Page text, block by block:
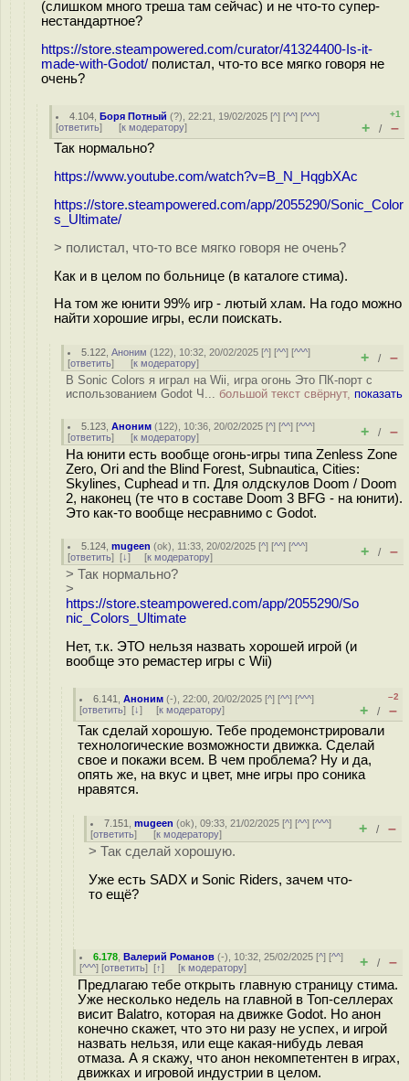
(слишком много треша там сейчас) и не что-то супер-
нестандартное?
https://store.steampowered.com/curator/41324400-Is-it-
made-with-Godot/ полистал, что-то все мягко говоря не
очень?
4.104 ,Боря Потный (?), 22:21, 19/02/2025 [^] [^^] [^^^]
[ответить] [к модератору]
+1
+ / –
Так нормально?
https://www.youtube.com/watch?v=B_N_HqgbXAc
https://store.steampowered.com/app/2055290/Sonic_Color
s_Ultimate/
> полистал, что-то все мягко говоря не очень?
Как и в целом по больнице (в каталоге стима).
На том же юнити 99% игр - лютый хлам. На годо можно
найти хорошие игры, если поискать.
5.122 ,Аноним (122), 10:32, 20/02/2025 [^] [^^] [^^^]
[ответить] [к модератору] + / –
В Sonic Colors я играл на Wii, игра огонь Это ПК-порт с
использованием Godot Ч... большой текст свёрнут, показать
5.123 ,Аноним (122), 10:36, 20/02/2025 [^] [^^] [^^^]
[ответить] [к модератору] + / –
На юнити есть вообще огонь-игры типа Zenless Zone
Zero, Ori and the Blind Forest, Subnautica, Cities:
Skylines, Cuphead и тп. Для олдскулов Doom / Doom
2, наконец (те что в составе Doom 3 BFG - на юнити).
Это как-то вообще несравнимо с Godot.
5.124 ,mugeen (ok), 11:33, 20/02/2025 [^] [^^] [^^^]
[ответить] [↓] [к модератору] + / –
> Так нормально?
>
https://store.steampowered.com/app/2055290/So
nic_Colors_Ultimate
Нет, т.к. ЭТО нельзя назвать хорошей игрой (и
вообще это ремастер игры с Wii)
6.141 ,Аноним (-), 22:00, 20/02/2025 [^] [^^] [^^^]
[ответить] [↓] [к модератору]
–2
+ / –
Так сделай хорошую. Тебе продемонстрировали
технологические возможности движка. Сделай
свое и покажи всем. В чем проблема? Ну и да,
опять же, на вкус и цвет, мне игры про соника
нравятся.
7.151 ,mugeen (ok), 09:33, 21/02/2025 [^] [^^] [^^^]
[ответить] [к модератору] + / –
> Так сделай хорошую.
Уже есть SADX и Sonic Riders, зачем что-
то ещё?
6.178 ,Валерий Романов (-), 10:32, 25/02/2025 [^] [^^]
[^^^] [ответить] [↑] [к модератору] + / –
Предлагаю тебе открыть главную страницу стима.
Уже несколько недель на главной в Топ-селлерах
висит Balatro, которая на движке Godot. Но анон
конечно скажет, что это ни разу не успех, и игрой
назвать нельзя, или еще какая-нибудь левая
отмаза. А я скажу, что анон некомпетентен в играх,
движках и игровой индустрии в целом.